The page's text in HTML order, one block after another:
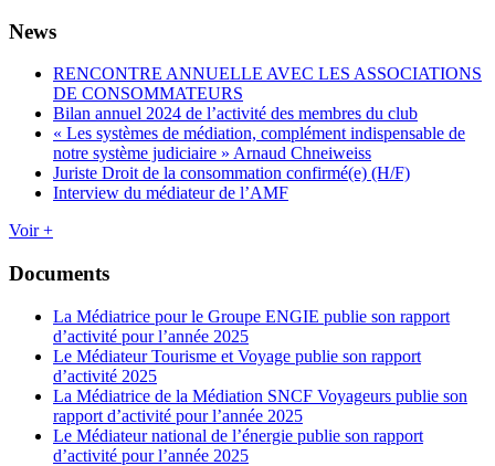
News
RENCONTRE ANNUELLE AVEC LES ASSOCIATIONS
DE CONSOMMATEURS
Bilan annuel 2024 de l’activité des membres du club
« Les systèmes de médiation, complément indispensable de
notre système judiciaire » Arnaud Chneiweiss
Juriste Droit de la consommation confirmé(e) (H/F)
Interview du médiateur de l’AMF
Voir +
Documents
La Médiatrice pour le Groupe ENGIE publie son rapport
d’activité pour l’année 2025
Le Médiateur Tourisme et Voyage publie son rapport
d’activité 2025
La Médiatrice de la Médiation SNCF Voyageurs publie son
rapport d’activité pour l’année 2025
Le Médiateur national de l’énergie publie son rapport
d’activité pour l’année 2025